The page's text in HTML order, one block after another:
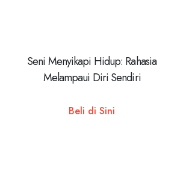
Seni Menyikapi Hidup: Rahasia
Melampaui Diri Sendiri
Beli di Sini